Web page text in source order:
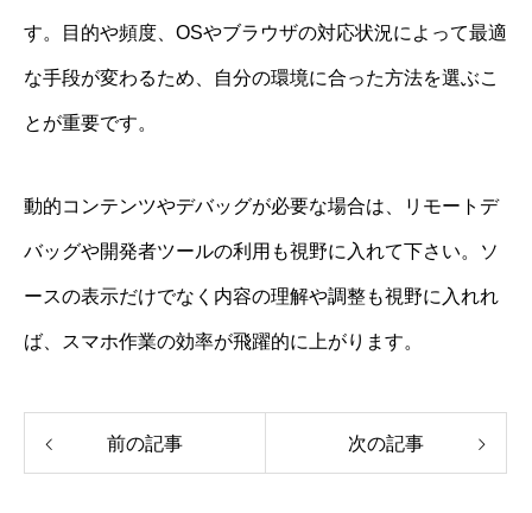
す。目的や頻度、OSやブラウザの対応状況によって最適
な手段が変わるため、自分の環境に合った方法を選ぶこ
とが重要です。
動的コンテンツやデバッグが必要な場合は、リモートデ
バッグや開発者ツールの利用も視野に入れて下さい。ソ
ースの表示だけでなく内容の理解や調整も視野に入れれ
ば、スマホ作業の効率が飛躍的に上がります。
前の記事 次の記事